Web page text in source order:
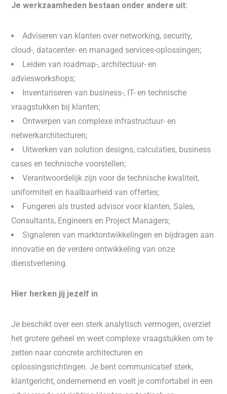
Je werkzaamheden bestaan onder andere uit:
Adviseren van klanten over networking, security,
cloud-, datacenter- en managed services-oplossingen;
Leiden van roadmap-, architectuur- en
adviesworkshops;
Inventariseren van business-, IT- en technische
vraagstukken bij klanten;
Ontwerpen van complexe infrastructuur- en
netwerkarchitecturen;
Uitwerken van solution designs, calculaties, business
cases en technische voorstellen;
Verantwoordelijk zijn voor de technische kwaliteit,
uniformiteit en haalbaarheid van offertes;
Fungeren als trusted advisor voor klanten, Sales,
Consultants, Engineers en Project Managers;
Signaleren van marktontwikkelingen en bijdragen aan
innovatie en de verdere ontwikkeling van onze
dienstverlening.
Hier herken jij jezelf in
Je beschikt over een sterk analytisch vermogen, overziet
het grotere geheel en weet complexe vraagstukken om te
zetten naar concrete architecturen en
oplossingsrichtingen. Je bent communicatief sterk,
klantgericht, ondernemend en voelt je comfortabel in een